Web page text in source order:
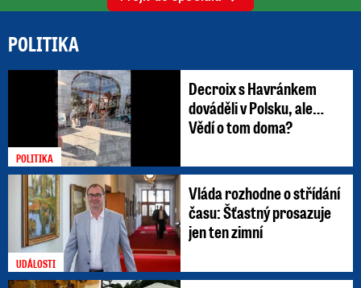
POLITIKA
POLITIKA
Decroix s Havránkem
dováděli v Polsku, ale…
Vědí o tom doma?
UDÁLOSTI
Vláda rozhodne o střídání
času: Šťastný prosazuje
jen ten zimní